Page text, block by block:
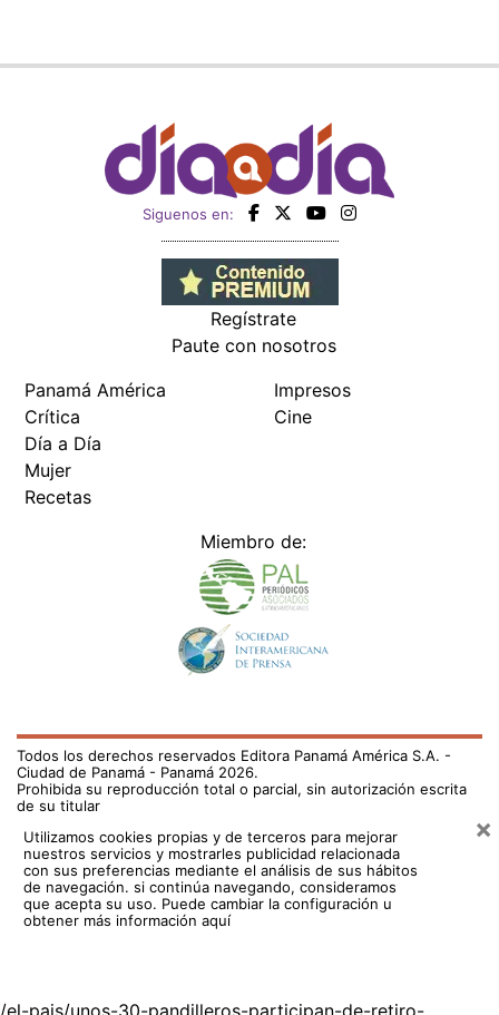
Siguenos en:
Regístrate
Paute con nosotros
Panamá América
Crítica
Día a Día
Mujer
Recetas
Impresos
Cine
Miembro de:
Todos los derechos reservados Editora Panamá América S.A. -
Ciudad de Panamá - Panamá 2026.
Prohibida su reproducción total o parcial, sin autorización escrita
de su titular
Utilizamos cookies propias y de terceros para mejorar
nuestros servicios y mostrarles publicidad relacionada
con sus preferencias mediante el análisis de sus hábitos
de navegación. si continúa navegando, consideramos
que acepta su uso. Puede cambiar la configuración u
obtener más información aquí
×